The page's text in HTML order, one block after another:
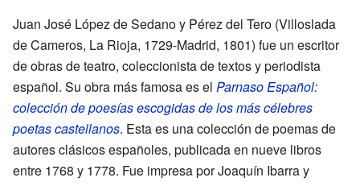
Juan José López de Sedano y Pérez del Tero (Villoslada
de Cameros, La Rioja, 1729-Madrid, 1801) fue un escritor
de obras de teatro, coleccionista de textos y periodista
español. Su obra más famosa es el Parnaso Español:
colección de poesías escogidas de los más célebres
poetas castellanos. Esta es una colección de poemas de
autores clásicos españoles, publicada en nueve libros
entre 1768 y 1778. Fue impresa por Joaquín Ibarra y